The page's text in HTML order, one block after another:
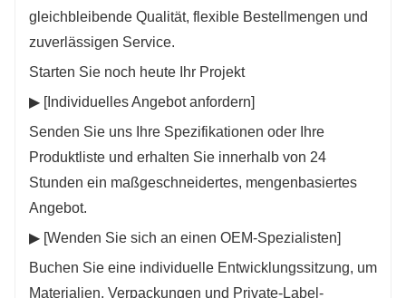
gleichbleibende Qualität, flexible Bestellmengen und
zuverlässigen Service.
Starten Sie noch heute Ihr Projekt
▶ [Individuelles Angebot anfordern]
Senden Sie uns Ihre Spezifikationen oder Ihre
Produktliste und erhalten Sie innerhalb von 24
Stunden ein maßgeschneidertes, mengenbasiertes
Angebot.
▶ [Wenden Sie sich an einen OEM-Spezialisten]
Buchen Sie eine individuelle Entwicklungssitzung, um
Materialien, Verpackungen und Private-Label-